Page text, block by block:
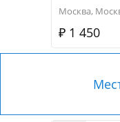
Москва,
₽ 1 450